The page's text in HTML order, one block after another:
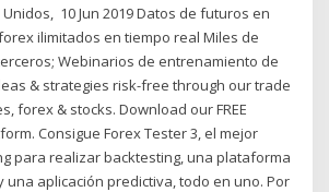
10 Jun 2019 Datos de futuros en
ilimitados en tiempo real Miles de
Webinarios de entrenamiento de
& strategies risk-free through our trade
forex & stocks. Download our FREE
Consigue Forex Tester 3, el mejor
para realizar backtesting, una plataforma
una aplicación predictiva, todo en uno. Por